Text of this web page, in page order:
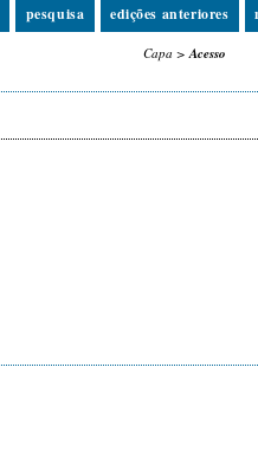
pesquisa edições anteriores
Capa >Acesso